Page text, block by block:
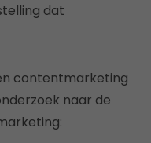
dat
contentmarketing
naar de